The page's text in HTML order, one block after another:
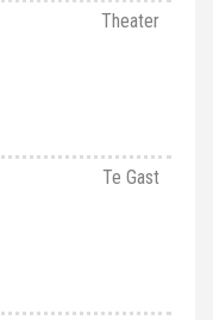
Theater
Te Gast